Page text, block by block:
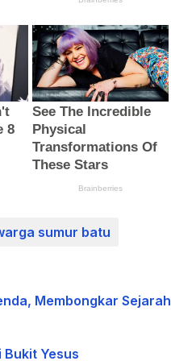
sumur batu
Membongkar Sejarah
Bukit Yesus